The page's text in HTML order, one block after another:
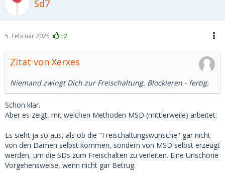
Sd7
5. Februar 2025 +2
Zitat von Xerxes
Niemand zwingt Dich zur Freischaltung. Blockieren - fertig.
Schon klar.
Aber es zeigt, mit welchen Methoden MSD (mittlerweile) arbeitet.
Es sieht ja so aus, als ob die "Freischaltungswünsche" gar nicht
von den Damen selbst kommen, sondern von MSD selbst erzeugt
werden, um die SDs zum Freischalten zu verleiten. Eine Unschöne
Vorgehensweise, wenn nicht gar Betrug.